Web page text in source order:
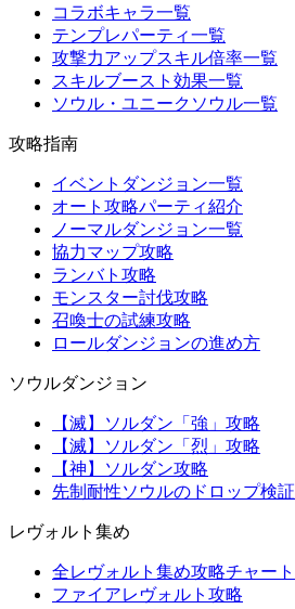
コラボキャラ一覧
テンプレパーティ一覧
攻撃力アップスキル倍率一覧
スキルブースト効果一覧
ソウル・ユニークソウル一覧
攻略指南
イベントダンジョン一覧
オート攻略パーティ紹介
ノーマルダンジョン一覧
協力マップ攻略
ランバト攻略
モンスター討伐攻略
召喚士の試練攻略
ロールダンジョンの進め方
ソウルダンジョン
【滅】ソルダン「強」攻略
【滅】ソルダン「烈」攻略
【神】ソルダン攻略
先制耐性ソウルのドロップ検証
レヴォルト集め
全レヴォルト集め攻略チャート
ファイアレヴォルト攻略